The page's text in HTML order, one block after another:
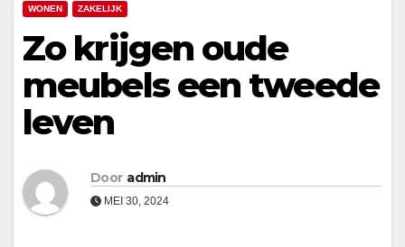
WONEN ZAKELIJK
Zo krijgen oude
meubels een tweede
leven
Door admin
MEI 30, 2024